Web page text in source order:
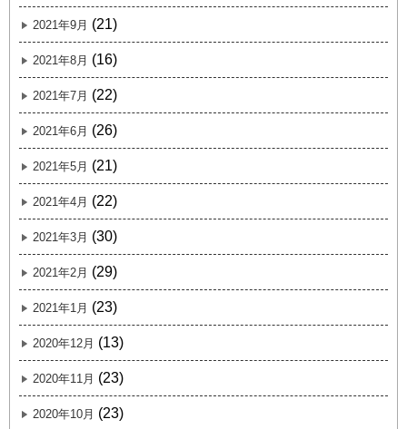
2021年9月 (21)
2021年8月 (16)
2021年7月 (22)
2021年6月 (26)
2021年5月 (21)
2021年4月 (22)
2021年3月 (30)
2021年2月 (29)
2021年1月 (23)
2020年12月 (13)
2020年11月 (23)
2020年10月 (23)